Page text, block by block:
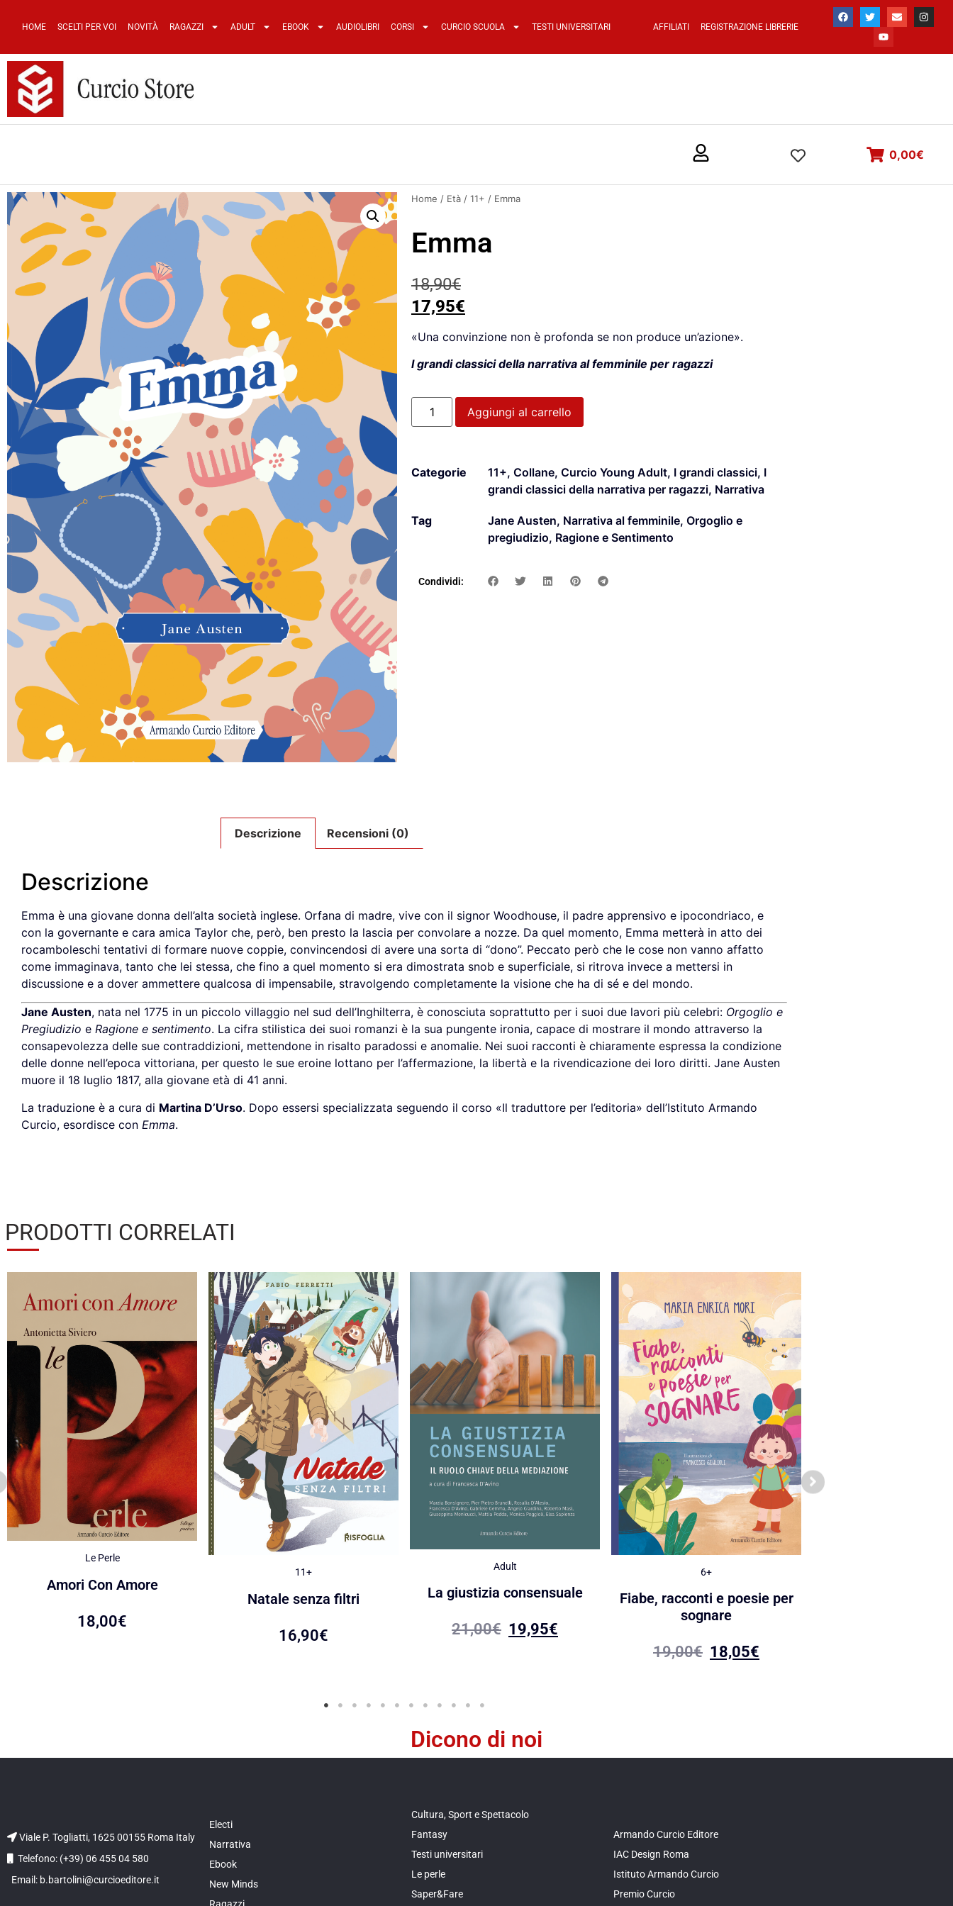
HOME SCELTI PER VOI NOVITÀ RAGAZZI ADULT EBOOK AUDIOLIBRI CORSI CURCIO SCUOLA TESTI UNIVERSITARI AFFILIATI REGISTRAZIONE LIBRERIE
0,00€
Home / Età / 11+ / Emma
Emma
18,90€
17,95€
«Una convinzione non è profonda se non produce un’azione».
I grandi classici della narrativa al femminile per ragazzi
Aggiungi al carrello
Categorie 11+, Collane, Curcio Young Adult, I grandi classici, I
grandi classici della narrativa per ragazzi, Narrativa
Tag Jane Austen, Narrativa al femminile, Orgoglio e
pregiudizio, Ragione e Sentimento
Condividi:
Descrizione Recensioni (0)
Descrizione
Emma è una giovane donna dell’alta società inglese. Orfana di madre, vive con il signor Woodhouse, il padre apprensivo e ipocondriaco, e
con la governante e cara amica Taylor che, però, ben presto la lascia per convolare a nozze. Da quel momento, Emma metterà in atto dei
rocamboleschi tentativi di formare nuove coppie, convincendosi di avere una sorta di “dono”. Peccato però che le cose non vanno affatto
come immaginava, tanto che lei stessa, che fino a quel momento si era dimostrata snob e superficiale, si ritrova invece a mettersi in
discussione e a dover ammettere qualcosa di impensabile, stravolgendo completamente la visione che ha di sé e del mondo.
Jane Austen, nata nel 1775 in un piccolo villaggio nel sud dell’Inghilterra, è conosciuta soprattutto per i suoi due lavori più celebri: Orgoglio e
Pregiudizio e Ragione e sentimento. La cifra stilistica dei suoi romanzi è la sua pungente ironia, capace di mostrare il mondo attraverso la
consapevolezza delle sue contraddizioni, mettendone in risalto paradossi e anomalie. Nei suoi racconti è chiaramente espressa la condizione
delle donne nell’epoca vittoriana, per questo le sue eroine lottano per l’affermazione, la libertà e la rivendicazione dei loro diritti. Jane Austen
muore il 18 luglio 1817, alla giovane età di 41 anni.
La traduzione è a cura di Martina D’Urso. Dopo essersi specializzata seguendo il corso «Il traduttore per l’editoria» dell’Istituto Armando
Curcio, esordisce con Emma.
PRODOTTI CORRELATI
Le Perle
Amori Con Amore
18,00€
11+
Natale senza filtri
16,90€
Adult
La giustizia consensuale
21,00€ 19,95€
6+
Fiabe, racconti e poesie per
sognare
19,00€ 18,05€
Dicono di noi
Viale P. Togliatti, 1625 00155 Roma Italy
Telefono: (+39) 06 455 04 580
Email: b.bartolini@curcioeditore.it
Electi
Narrativa
Ebook
New Minds
Cultura, Sport e Spettacolo
Fantasy
Testi universitari
Le perle
Saper&Fare
Armando Curcio Editore
IAC Design Roma
Istituto Armando Curcio
Premio Curcio